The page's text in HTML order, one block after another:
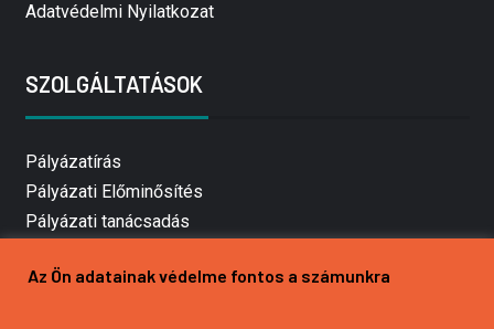
Adatvédelmi Nyilatkozat
SZOLGÁLTATÁSOK
Pályázatírás
Pályázati Előminősítés
Pályázati tanácsadás
Mezőgazdasági pályázatírás
Az Ön adatainak védelme fontos a számunkra